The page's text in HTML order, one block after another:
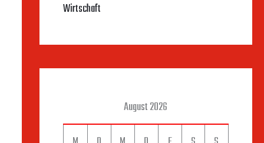
Wirtschaft
August 2026